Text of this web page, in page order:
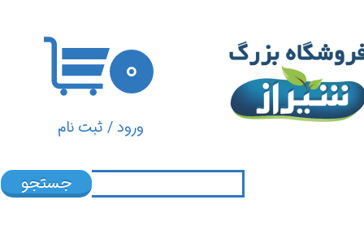
ورود/ ثبت نام
تغییر گذر واژه
سفارشات
۰
جستجو